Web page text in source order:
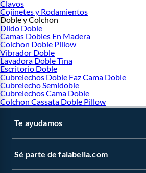
Clavos
Cojinetes y Rodamientos
Doble y Colchon
Dildo Doble
Camas Dobles En Madera
Colchon Doble Pillow
Vibrador Doble
Lavadora Doble Tina
Escritorio Doble
Cubrelechos Doble Faz Cama Doble
Cubrelecho Semidoble
Cubrelechos Cama Doble
Colchon Cassata Doble Pillow
Te ayudamos
Sé parte de falabella.com